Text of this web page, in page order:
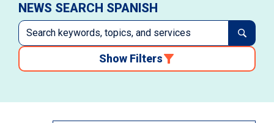
NEWS SEARCH SPANISH
Show Filters